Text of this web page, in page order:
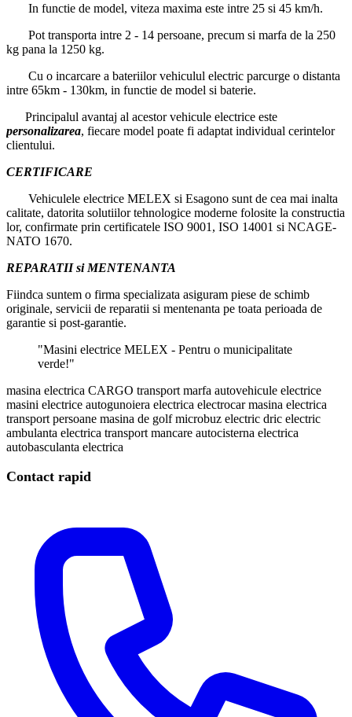
In functie de model, viteza maxima este intre 25 si 45 km/h.
Pot transporta intre 2 - 14 persoane, precum si marfa de la 250
kg pana la 1250 kg.
Cu o incarcare a bateriilor vehiculul electric parcurge o distanta
intre 65km - 130km, in functie de model si baterie.
Principalul avantaj al acestor vehicule electrice este
personalizarea, fiecare model poate fi adaptat individual cerintelor
clientului.
CERTIFICARE
Vehiculele electrice MELEX si Esagono sunt de cea mai inalta
calitate, datorita solutiilor tehnologice moderne folosite la constructia
lor, confirmate prin certificatele ISO 9001, ISO 14001 si NCAGE-
NATO 1670.
REPARATII si MENTENANTA
Fiindca suntem o firma specializata asiguram piese de schimb
originale, servicii de reparatii si mentenanta pe toata perioada de
garantie si post-garantie.
"Masini electrice MELEX - Pentru o municipalitate
verde!"
masina electrica CARGO transport marfa autovehicule electrice
masini electrice autogunoiera electrica electrocar masina electrica
transport persoane masina de golf microbuz electric dric electric
ambulanta electrica transport mancare autocisterna electrica
autobasculanta electrica
Contact rapid